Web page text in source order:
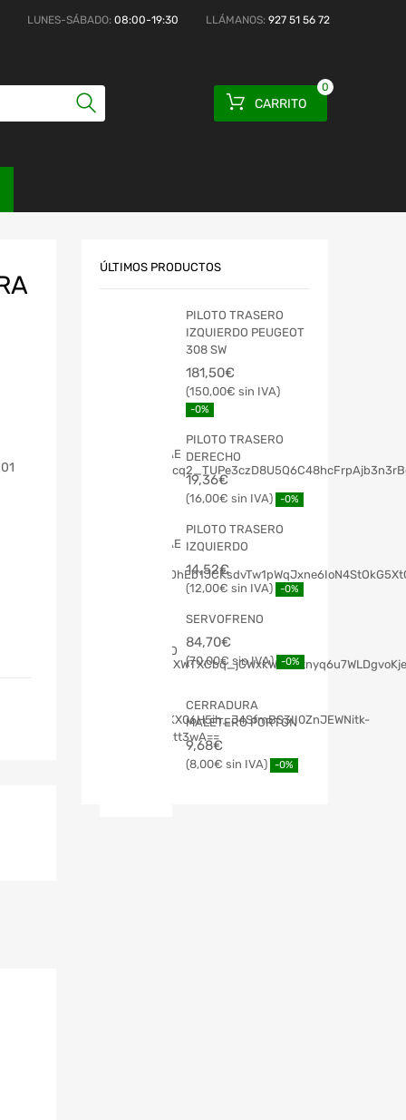
LUNES-SÁBADO: 08:00-19:30 LLÁMANOS: 927 51 56 72
CARRITO
0
ÚLTIMOS PRODUCTOS
PILOTO TRASERO
IZQUIERDO PEUGEOT
308 SW
181,50€
150,00€
-0%
PILOTO TRASERO
DERECHO
19,36€
16,00€ -0%
PILOTO TRASERO
IZQUIERDO
14,52€
12,00€ -0%
SERVOFRENO
84,70€
70,00€ -0%
CERRADURA
MALETERO PORTON
9,68€
8,00€ -0%